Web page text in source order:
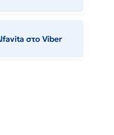
στο Viber